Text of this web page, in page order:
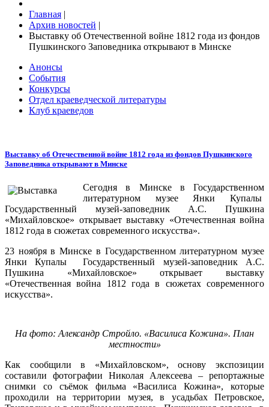
Главная |
Архив новостей |
Выставку об Отечественной войне 1812 года из фондов
Пушкинского Заповедника открывают в Минске
Анонсы
События
Конкурсы
Отдел краеведческой литературы
Клуб краеведов
Выставку об Отечественной войне 1812 года из фондов Пушкинского
Заповедника открывают в Минске
Сегодня в Минске в Государственном
литературном музее Янки Купалы
Государственный музей-заповедник А.С. Пушкина
«Михайловское» открывает выставку «Отечественная война
1812 года в сюжетах современного искусства».
23 ноября в Минске в Государственном литературном музее
Янки Купалы Государственный музей-заповедник А.С.
Пушкина «Михайловское» открывает выставку
«Отечественная война 1812 года в сюжетах современного
искусства».
На фото: Александр Стройло. «Василиса Кожина». План
местности»
Как сообщили в «Михайловском», основу экспозиции
составили фотографии Николая Алексеева – репортажные
снимки со съёмок фильма «Василиса Кожина», которые
проходили на территории музея, в усадьбах Петровское,